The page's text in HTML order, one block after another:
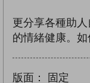
更分享各種助
的情緒健康。
版面：
固定